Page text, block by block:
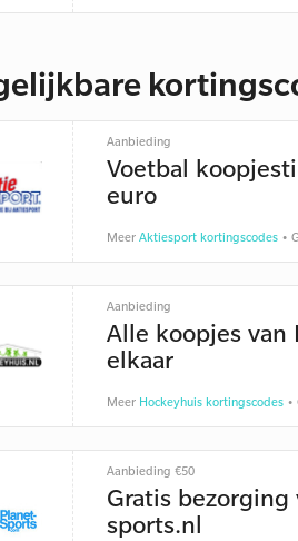
Aanbieding
Voetbal
euro
Meer Aktiesport kortingscodes•
Aanbieding
Alle koopjes van
elkaar
Meer Hockeyhuis kortingscodes•
Aanbieding €50
Gratis
sports.nl